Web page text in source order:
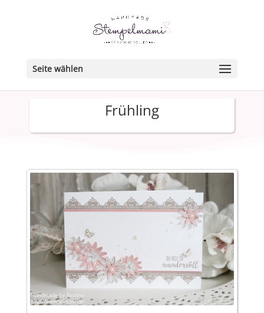
Seite wählen
Frühling